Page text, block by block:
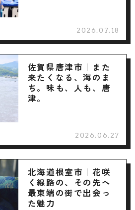
2026.07.18
佐賀県唐津市｜また
来たくなる、海のま
ち。味も、人も、唐
津。
2026.06.27
北海道根室市｜花咲
く線路の、その先へ
最東端の街で出会っ
た魅力